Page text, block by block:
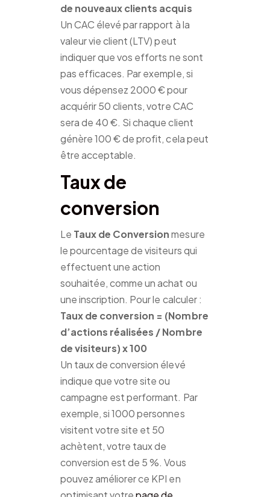
de nouveaux clients acquis
Un CAC élevé par rapport à la
valeur vie client (LTV) peut
indiquer que vos efforts ne sont
pas efficaces. Par exemple, si
vous dépensez 2000 € pour
acquérir 50 clients, votre CAC
sera de 40 €. Si chaque client
génère 100 € de profit, cela peut
être acceptable.
Taux de
conversion
Le Taux de Conversionmesure
le pourcentage de visiteurs qui
effectuent une action
souhaitée, comme un achat ou
une inscription. Pour le calculer :
Taux de conversion = (Nombre
d’actions réalisées / Nombre
de visiteurs) x 100
Un taux de conversion élevé
indique que votre site ou
campagne est performant. Par
exemple, si 1000 personnes
visitent votre site et 50
achètent, votre taux de
conversion est de 5 %. Vous
pouvez améliorer ce KPI en